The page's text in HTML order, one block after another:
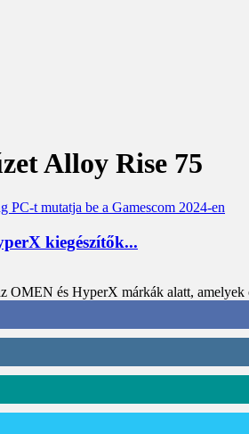
Alloy Rise 75
kiegészítők...
OMEN és HyperX márkák alatt,